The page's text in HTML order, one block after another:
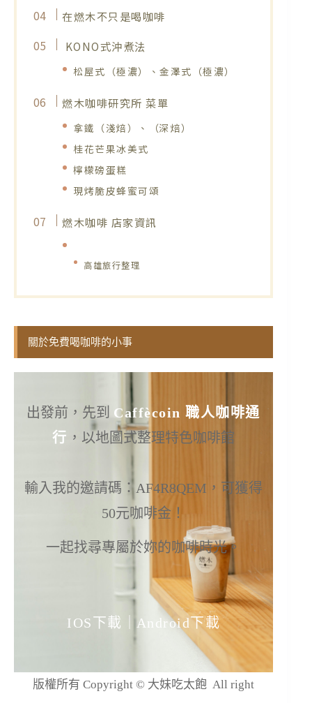
在燃木不只是喝咖啡
KONO式沖煮法
松屋式（極濃）、金澤式（極濃）
燃木咖啡研究所 菜單
拿鐵（淺焙）、（深焙）
桂花芒果冰美式
檸檬磅蛋糕
現烤脆皮蜂蜜可頌
燃木咖啡 店家資訊
高雄旅行整理
關於免費喝咖啡的小事
出發前，先到 Caffècoin 職人咖啡通
行 ，以地圖式整理特色咖啡館
輸入我的邀請碼：AF4R8QEM，可獲得
50元咖啡金！
一起找尋專屬於妳的咖啡時光。
IOS下載 Android下載
版權所有 Copyright © 大妹吃太飽 All right